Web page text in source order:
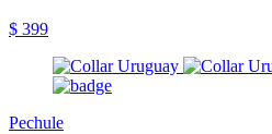
$ 399
Pechule